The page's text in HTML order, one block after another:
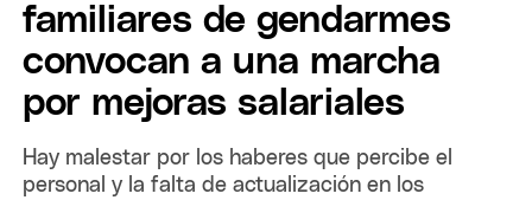
familiares de gendarmes
convocan a una marcha
por mejoras salariales
Hay malestar por los haberes que percibe el
personal y la falta de actualización en los